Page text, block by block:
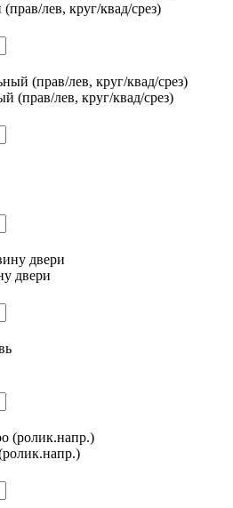
лев, круг/квад/срез)
(прав/лев, круг/квад/срез)
двери